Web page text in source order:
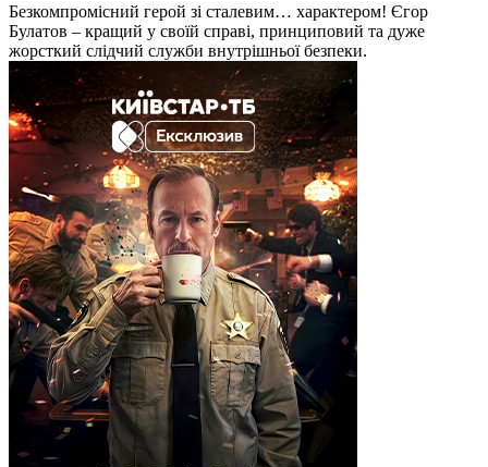
Безкомпромісний герой зі сталевим… характером! Єгор
Булатов – кращий у своїй справі, принциповий та дуже
жорсткий слідчий служби внутрішньої безпеки.